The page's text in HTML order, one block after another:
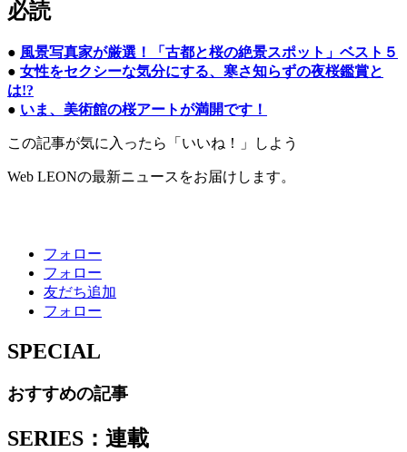
必読
● 風景写真家が厳選！「古都と桜の絶景スポット」ベスト５
● 女性をセクシーな気分にする、寒さ知らずの夜桜鑑賞と
は!?
● いま、美術館の桜アートが満開です！
この記事が気に入ったら「いいね！」しよう
Web LEONの最新ニュースをお届けします。
フォロー
フォロー
友だち追加
フォロー
SPECIAL
おすすめの記事
SERIES：連載